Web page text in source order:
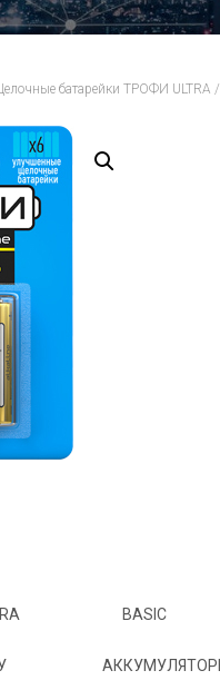
батарейки ТРОФИ ULTRA
BASIC